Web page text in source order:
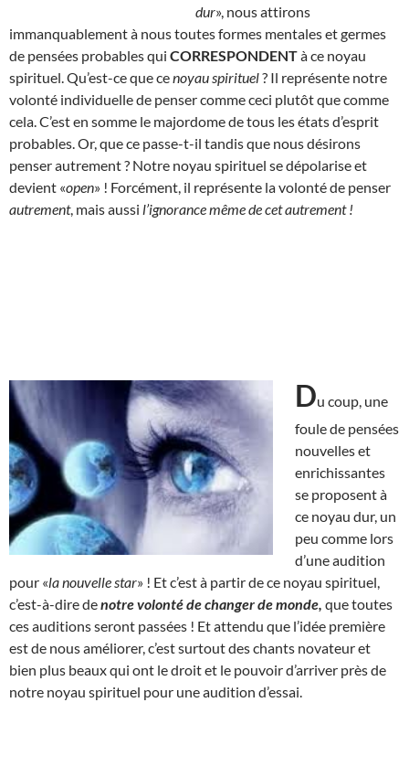
dur», nous attirons
immanquablement à nous toutes formes mentales et germes
de pensées probables qui CORRESPONDENTà ce noyau
spirituel. Qu’est-ce que cenoyau spirituel? Il représente notre
volonté individuelle de penser comme ceci plutôt que comme
cela. C’est en somme le majordome de tous les états d’esprit
probables. Or, que ce passe-t-il tandis que nous désirons
penser autrement ? Notre noyau spirituel se dépolarise et
devient «open» ! Forcément, il représente la volonté de penser
autrement, mais aussi l’ignorance même de cet autrement !
Du coup, une
foule de pensées
nouvelles et
enrichissantes
se proposent à
ce noyau dur, un
peu comme lors
d’une audition
pour «la nouvelle star» ! Et c’est à partir de ce noyau spirituel,
c’est-à-dire denotre volonté de changer de monde, que toutes
ces auditions seront passées ! Et attendu que l’idée première
est de nous améliorer, c’est surtout des chants novateur et
bien plus beaux qui ont le droit et le pouvoir d’arriver près de
notre noyau spirituel pour une audition d’essai.